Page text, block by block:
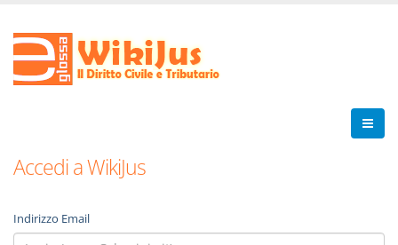
Accedi a WikiJus
Indirizzo Email